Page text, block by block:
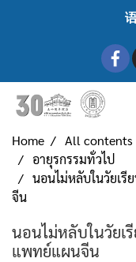
Home All contents
อายุรกรรมทั่วไป
นอนไม่หลับในวัยเรี
จีน
นอนไม่หลับในวัยเ
แพทย์แผนจีน